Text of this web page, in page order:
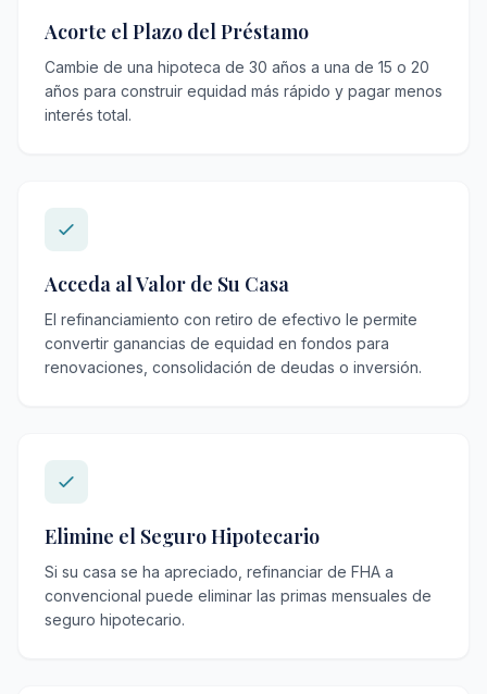
Acorte el Plazo del Préstamo
Cambie de una hipoteca de 30 años a una de 15 o 20
años para construir equidad más rápido y pagar menos
interés total.
Acceda al Valor de Su Casa
El refinanciamiento con retiro de efectivo le permite
convertir ganancias de equidad en fondos para
renovaciones, consolidación de deudas o inversión.
Elimine el Seguro Hipotecario
Si su casa se ha apreciado, refinanciar de FHA a
convencional puede eliminar las primas mensuales de
seguro hipotecario.